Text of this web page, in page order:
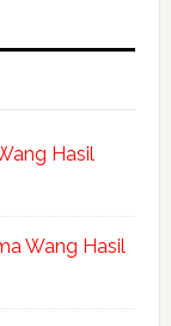
Hasil
Wang Hasil